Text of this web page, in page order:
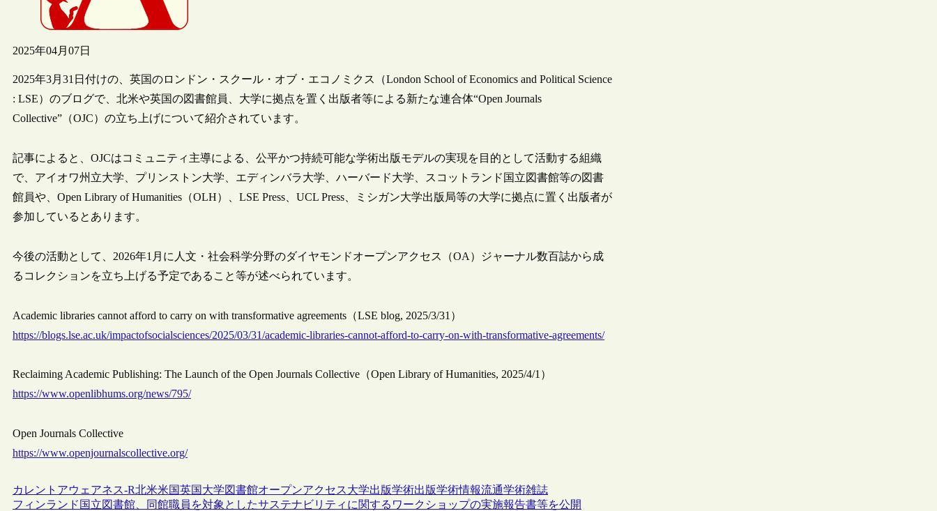
2025年04月07日
2025年3月31日付けの、英国のロンドン・スクール・オブ・エコノミクス（London School of Economics and Political Science
: LSE）のブログで、北米や英国の図書館員、大学に拠点を置く出版者等による新たな連合体“Open Journals
Collective”（OJC）の立ち上げについて紹介されています。
記事によると、OJCはコミュニティ主導による、公平かつ持続可能な学術出版モデルの実現を目的として活動する組織
で、アイオワ州立大学、プリンストン大学、エディンバラ大学、ハーバード大学、スコットランド国立図書館等の図書
館員や、Open Library of Humanities（OLH）、LSE Press、UCL Press、ミシガン大学出版局等の大学に拠点に置く出版者が
参加しているとあります。
今後の活動として、2026年1月に人文・社会科学分野のダイヤモンドオープンアクセス（OA）ジャーナル数百誌から成
るコレクションを立ち上げる予定であること等が述べられています。
Academic libraries cannot afford to carry on with transformative agreements（LSE blog, 2025/3/31）
https://blogs.lse.ac.uk/impactofsocialsciences/2025/03/31/academic-libraries-cannot-afford-to-carry-on-with-transformative-agreements/
Reclaiming Academic Publishing: The Launch of the Open Journals Collective（Open Library of Humanities, 2025/4/1）
https://www.openlibhums.org/news/795/
Open Journals Collective
https://www.openjournalscollective.org/
カレントアウェアネス-R北米米国英国 大学図書館オープンアクセス大学出版学術出版学術情報流通学術雑誌
フィンランド国立図書館、同館職員を対象としたサステナビリティに関するワークショップの実施報告書等を公開